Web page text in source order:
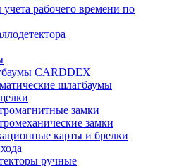
рабочего времени по
CARDDEX
шлагбаумы
замки
замки
карты и брелки
ручные